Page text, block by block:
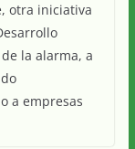
otra iniciativa
la alarma, a
a empresas